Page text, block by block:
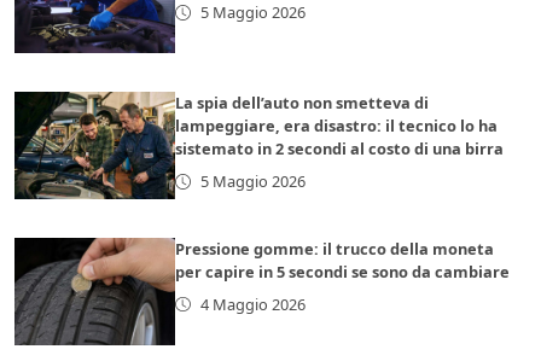
5 Maggio 2026
La spia dell’auto non smetteva di
lampeggiare, era disastro: il tecnico lo ha
sistemato in 2 secondi al costo di una birra
5 Maggio 2026
Pressione gomme: il trucco della moneta
per capire in 5 secondi se sono da cambiare
4 Maggio 2026